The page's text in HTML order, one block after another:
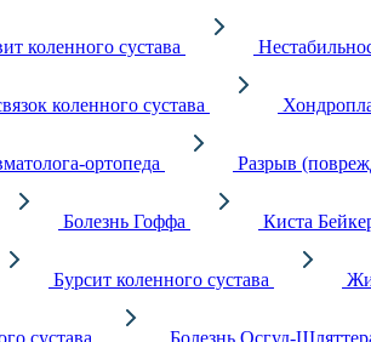
коленного сустава
коленного сустава
ортопеда Разрыв
Болезнь Гоффа Киста
Бурсит коленного сустава
сустава Болезнь Осгуд-